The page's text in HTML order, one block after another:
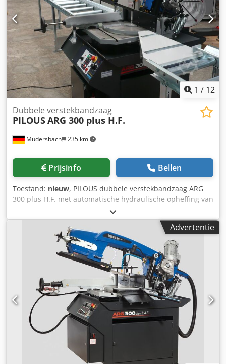
1 / 12
Mudersbach 235 km
Dubbele verstekbandzaag
PILOUSARG 300 plus H.F.
Prijsinfo Bellen
Toestand: nieuw, PILOUS dubbele verstekbandzaag ARG
300 plus H.F. met automatische hydraulische opheffing van
het zaagframe Incl. speciale accessoires: aangedreven
spaanborstel, riemspanningsindicator Rollenbaan D 400 /
3m incl. digitaal meetsysteem Rollenbaan D 400 / 3m
Ronde: 90°300mm, -45°220mm,+45°240mm,+60°155mm
Vierkant: 90°290mm, -45°195mm, +45°225mm, +60°150mm
Rechthoek: 90°375 x 190mm, -45°240 x 100mm, +45°240 x
160mm, +60°150 x 150mm Dksdpfxsh S Ikko Abysr
Hoofdmotor:400 V, 50 Hz, 2,2 kW Pompmotor: 400 V, 50 Hz,
0,05 kW Motor van hydraulisch aggregaat:400 V, 50 Hz,
0,18 kW Zaagbladsnelheid: 15-90 m/min. Traploos
Zaagbladlengte:3150 x 27 x 0,9 mm Werkhoogte vanaf
bankschroef: 910 mm Koelvloeistofreservoir: ca. 15 l
Afmetingen machine (min.) 950 x 1750 x 1600 mm
Machineafmetingen (max.) 1700 x 2000 x 2150 mm Gewicht
van de machine: 645 kg
Advertentie